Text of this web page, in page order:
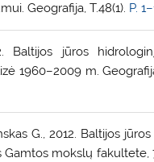
Geografija, T.48(1). P.
Baltijos jūros
1960–2009 m.
G., 2012. Baltijos
Gamtos mokslų fakultete,